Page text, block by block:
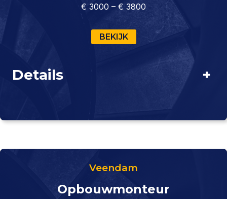
€ 3000 – € 3800
BEKIJK
Details +
Veendam
Opbouwmonteur